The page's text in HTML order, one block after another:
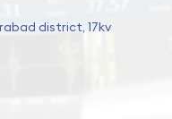
district, 17kv